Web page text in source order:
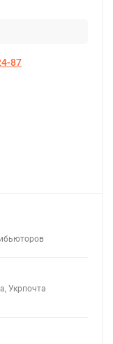
87
Укрпочта